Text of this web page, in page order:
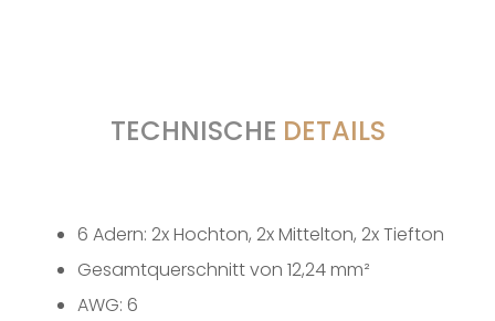
TECHNISCHE DETAILS
6 Adern: 2x Hochton, 2x Mittelton, 2x Tiefton
Gesamtquerschnitt von 12,24 mm²
AWG: 6